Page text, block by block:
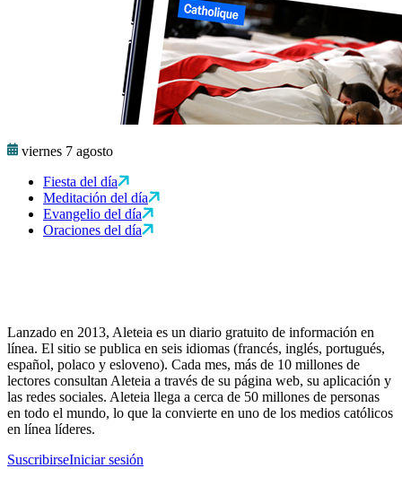
viernes 7 agosto
Fiesta del día
Meditación del día
Evangelio del día
Oraciones del día
Lanzado en 2013, Aleteia es un diario gratuito de información en
línea. El sitio se publica en seis idiomas (francés, inglés, portugués,
español, polaco y esloveno). Cada mes, más de 10 millones de
lectores consultan Aleteia a través de su página web, su aplicación y
las redes sociales. Aleteia llega a cerca de 50 millones de personas
en todo el mundo, lo que la convierte en uno de los medios católicos
en línea líderes.
SuscribirseIniciar sesión